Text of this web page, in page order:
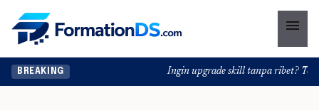
menu
BREAKING Ingin upgrade skill tanpa ribet?